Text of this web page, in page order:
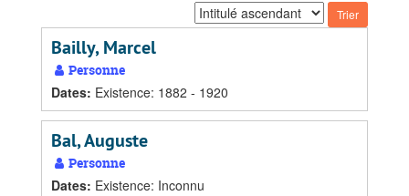
Trier
par:
Bailly, Marcel
Personne
Dates: Existence: 1882 - 1920
Bal, Auguste
Personne
Dates: Existence: Inconnu